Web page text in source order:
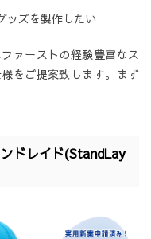
ッズを製作したい
ァーストの経験豊富なス
をご提案致します。まず
ドレイド(StandLay